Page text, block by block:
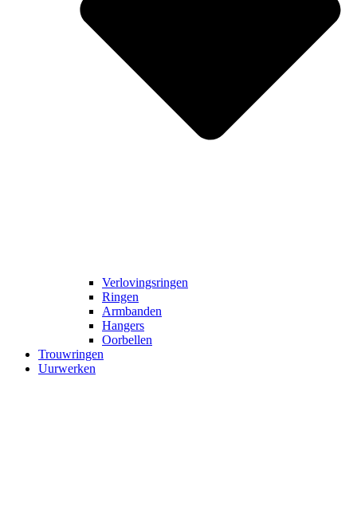
Verlovingsringen
Ringen
Armbanden
Hangers
Oorbellen
Trouwringen
Uurwerken